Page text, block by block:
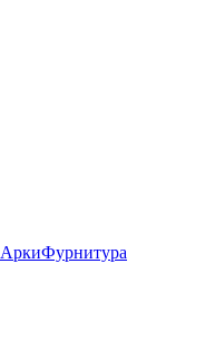
АркиФурнитура